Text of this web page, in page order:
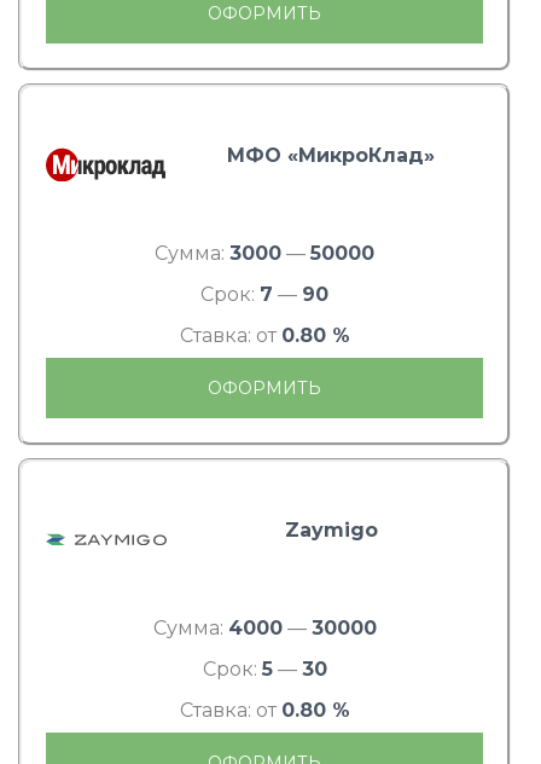
ОФОРМИТЬ
МФО «МикроКлад»
Сумма: 3000 — 50000
Срок: 7 — 90
Ставка: от 0.80 %
ОФОРМИТЬ
Zaymigo
Сумма: 4000— 30000
Срок: 5— 30
Ставка: от 0.80 %